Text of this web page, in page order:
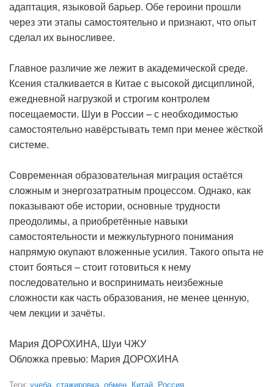
адаптация, языковой барьер. Обе героини прошли
через эти этапы самостоятельно и признают, что опыт
сделал их выносливее.
Главное различие же лежит в академической среде.
Ксения сталкивается в Китае с высокой дисциплиной,
ежедневной нагрузкой и строгим контролем
посещаемости. Шуи в России – с необходимостью
самостоятельно навёрстывать темп при менее жёсткой
системе.
Современная образовательная миграция остаётся
сложным и энергозатратным процессом. Однако, как
показывают обе истории, основные трудности
преодолимы, а приобретённые навыки
самостоятельности и межкультурного понимания
напрямую окупают вложенные усилия. Такого опыта не
стоит бояться – стоит готовиться к нему
последовательно и воспринимать неизбежные
сложности как часть образования, не менее ценную,
чем лекции и зачёты.
Мария ДОРОХИНА, Шуи ЧЖУ
Обложка превью: Мария ДОРОХИНА
Теги: учеба, стажировка, обмен, Китай, Россия